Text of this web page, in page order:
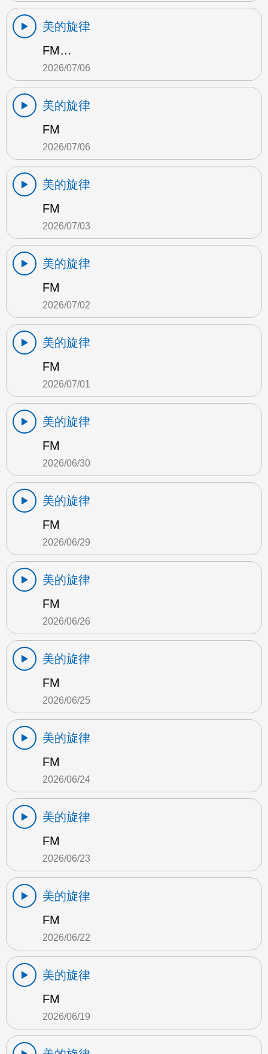
美的旋律
FM…
2026/07/06
美的旋律
FM
2026/07/06
美的旋律
FM
2026/07/03
美的旋律
FM
2026/07/02
美的旋律
FM
2026/07/01
美的旋律
FM
2026/06/30
美的旋律
FM
2026/06/29
美的旋律
FM
2026/06/26
美的旋律
FM
2026/06/25
美的旋律
FM
2026/06/24
美的旋律
FM
2026/06/23
美的旋律
FM
2026/06/22
美的旋律
FM
2026/06/19